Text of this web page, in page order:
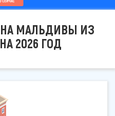
МАЛЬДИВЫ ИЗ
2026 ГОД